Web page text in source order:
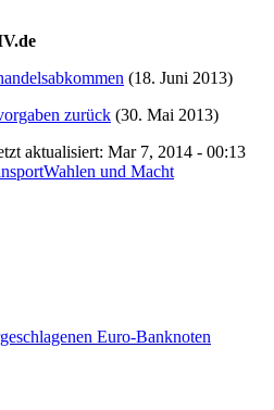
(18. Juni 2013)
zurück (30. Mai 2013)
aktualisiert: Mar 7, 2014 - 00:13
Wahlen und Macht
Euro-Banknoten